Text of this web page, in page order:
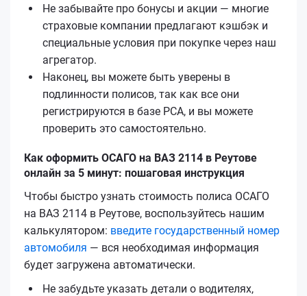
Не забывайте про бонусы и акции — многие
страховые компании предлагают кэшбэк и
специальные условия при покупке через наш
агрегатор.
Наконец, вы можете быть уверены в
подлинности полисов, так как все они
регистрируются в базе РСА, и вы можете
проверить это самостоятельно.
Как оформить ОСАГО на ВАЗ 2114 в Реутове
онлайн за 5 минут: пошаговая инструкция
Чтобы быстро узнать стоимость полиса ОСАГО
на ВАЗ 2114 в Реутове, воспользуйтесь нашим
калькулятором: введите государственный номер
автомобиля — вся необходимая информация
будет загружена автоматически.
Не забудьте указать детали о водителях,